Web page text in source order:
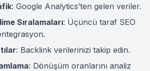
: Google Analytics’ten gelen veriler.
Sıralamaları: Üçüncü taraf SEO
: Backlink verilerinizi takip edin.
: Dönüşüm oranlarını analiz